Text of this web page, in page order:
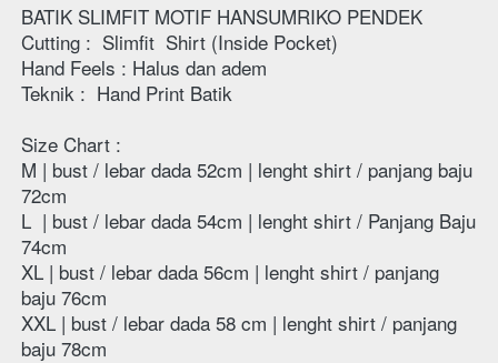
BATIK SLIMFIT MOTIF HANSUMRIKO PENDEK
Cutting : Slimfit  Shirt (Inside Pocket)
Hand Feels : Halus dan adem
Teknik : Hand Print Batik
Size Chart :
M | bust / lebar dada 52cm | lenght shirt / panjang baju
72cm
L  | bust / lebar dada 54cm | lenght shirt / Panjang Baju
74cm
XL | bust / lebar dada 56cm | lenght shirt / panjang
baju 76cm
XXL | bust / lebar dada 58 cm | lenght shirt / panjang
baju 78cm